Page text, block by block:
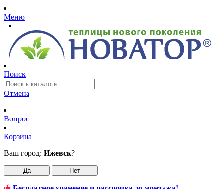
Меню
Поиск
Отмена
Вопрос
Корзина
Ваш город: Ижевск?
Да Нет